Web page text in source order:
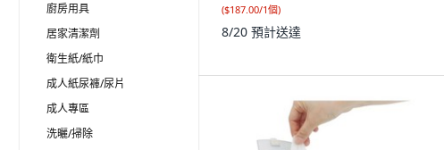
廚房用具
居家清潔劑
衛生紙/紙巾
成人紙尿褲/尿片
成人專區
洗曬/掃除
($187.00/1個)
8/20 預計送達